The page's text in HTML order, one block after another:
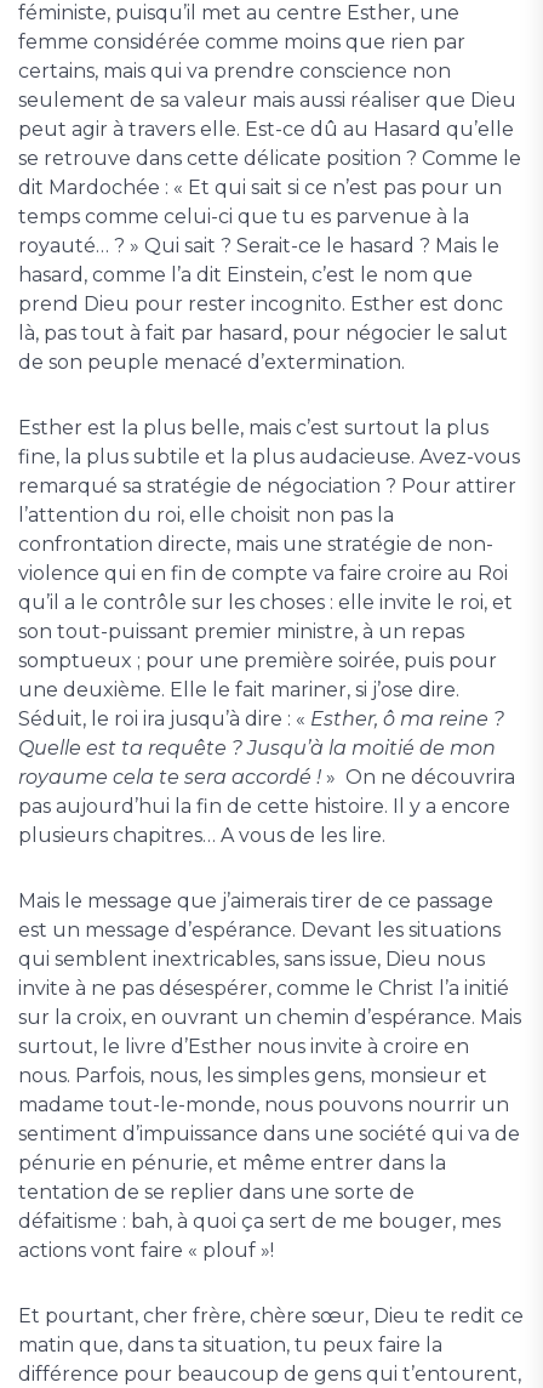
féministe, puisqu’il met au centre Esther, une
femme considérée comme moins que rien par
certains, mais qui va prendre conscience non
seulement de sa valeur mais aussi réaliser que Dieu
peut agir à travers elle. Est-ce dû au Hasard qu’elle
se retrouve dans cette délicate position ? Comme le
dit Mardochée : « Et qui sait si ce n’est pas pour un
temps comme celui-ci que tu es parvenue à la
royauté… ? » Qui sait ? Serait-ce le hasard ? Mais le
hasard, comme l’a dit Einstein, c’est le nom que
prend Dieu pour rester incognito. Esther est donc
là, pas tout à fait par hasard, pour négocier le salut
de son peuple menacé d’extermination.
Esther est la plus belle, mais c’est surtout la plus
fine, la plus subtile et la plus audacieuse. Avez-vous
remarqué sa stratégie de négociation ? Pour attirer
l’attention du roi, elle choisit non pas la
confrontation directe, mais une stratégie de non-
violence qui en fin de compte va faire croire au Roi
qu’il a le contrôle sur les choses : elle invite le roi, et
son tout-puissant premier ministre, à un repas
somptueux ; pour une première soirée, puis pour
une deuxième. Elle le fait mariner, si j’ose dire.
Séduit, le roi ira jusqu’à dire : « Esther, ô ma reine ?
Quelle est ta requête ? Jusqu’à la moitié de mon
royaume cela te sera accordé ! » On ne découvrira
pas aujourd’hui la fin de cette histoire. Il y a encore
plusieurs chapitres… A vous de les lire.
Mais le message que j’aimerais tirer de ce passage
est un message d’espérance. Devant les situations
qui semblent inextricables, sans issue, Dieu nous
invite à ne pas désespérer, comme le Christ l’a initié
sur la croix, en ouvrant un chemin d’espérance. Mais
surtout, le livre d’Esther nous invite à croire en
nous. Parfois, nous, les simples gens, monsieur et
madame tout-le-monde, nous pouvons nourrir un
sentiment d’impuissance dans une société qui va de
pénurie en pénurie, et même entrer dans la
tentation de se replier dans une sorte de
défaitisme : bah, à quoi ça sert de me bouger, mes
actions vont faire « plouf »!
Et pourtant, cher frère, chère sœur, Dieu te redit ce
matin que, dans ta situation, tu peux faire la
différence pour beaucoup de gens qui t’entourent,